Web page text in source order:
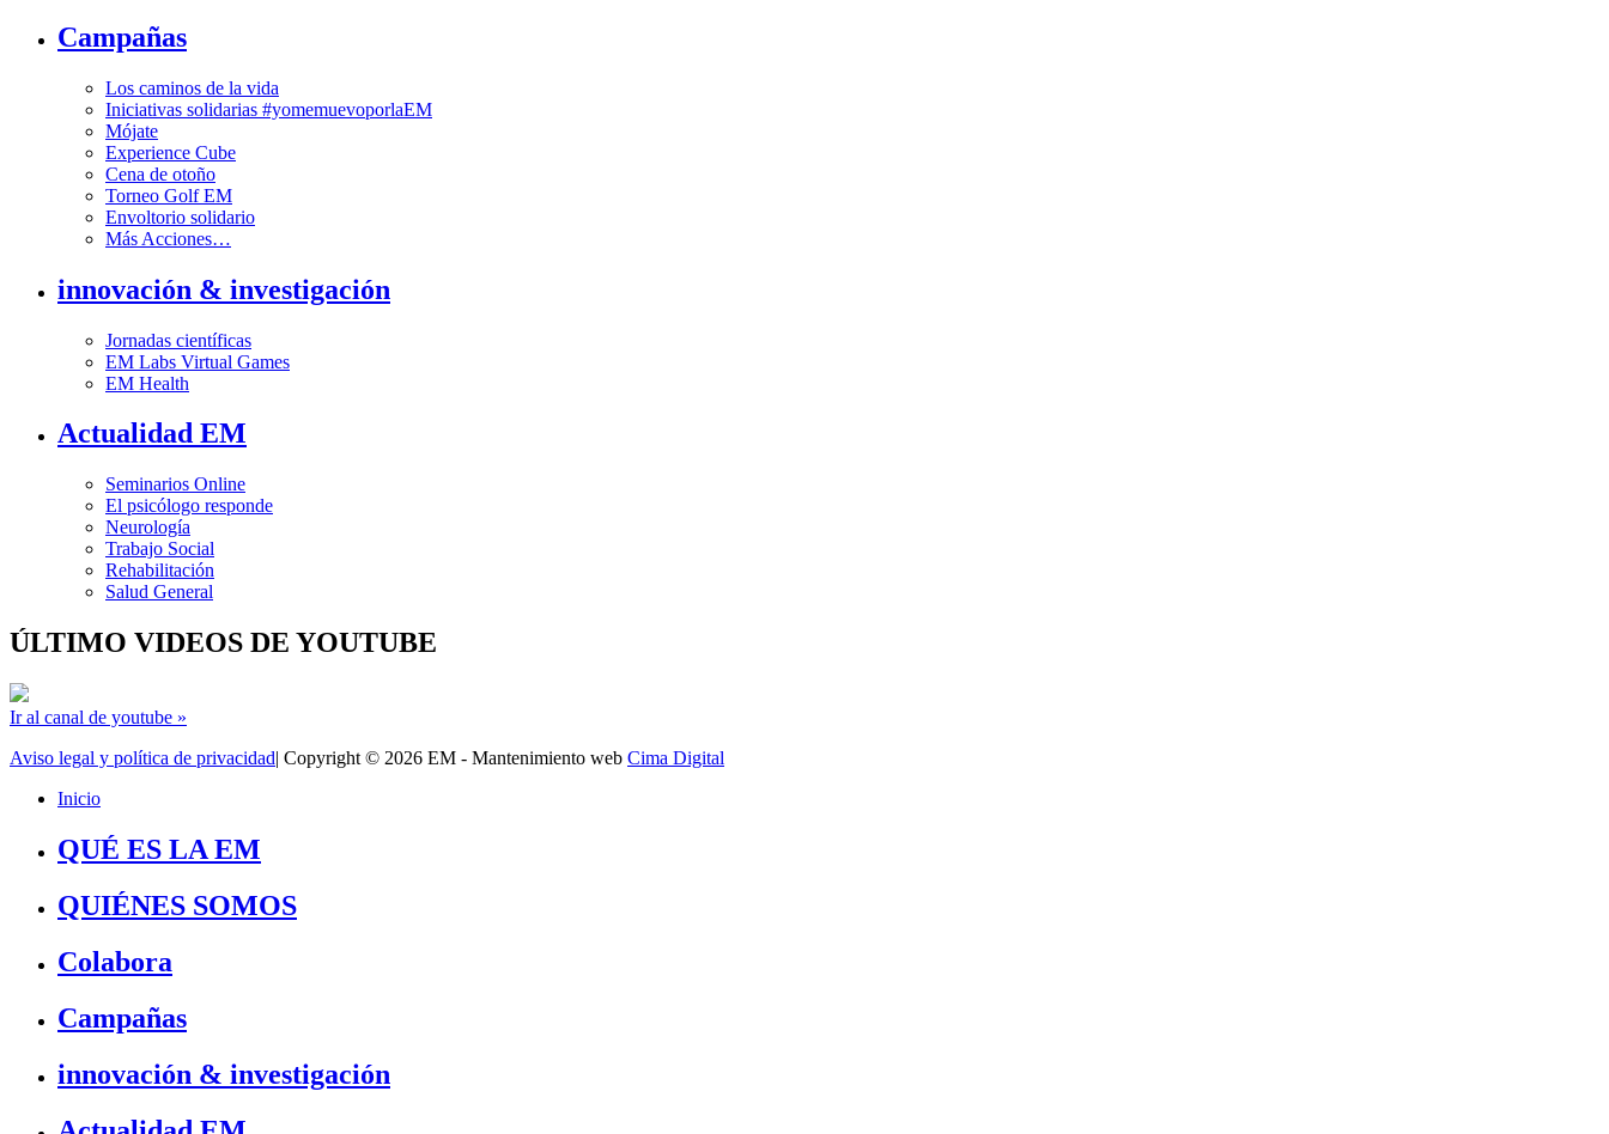
Campañas
Los caminos de la vida
Iniciativas solidarias #yomemuevoporlaEM
Mójate
Experience Cube
Cena de otoño
Torneo Golf EM
Envoltorio solidario
Más Acciones…
innovación & investigación
Jornadas científicas
EM Labs Virtual Games
EM Health
Actualidad EM
Seminarios Online
El psicólogo responde
Neurología
Trabajo Social
Rehabilitación
Salud General
ÚLTIMO VIDEOS DE YOUTUBE
Ir al canal de youtube »
Aviso legal y política de privacidad| Copyright © 2026 EM - Mantenimiento web Cima Digital
Inicio
QUÉ ES LA EM
QUIÉNES SOMOS
Colabora
Campañas
innovación & investigación